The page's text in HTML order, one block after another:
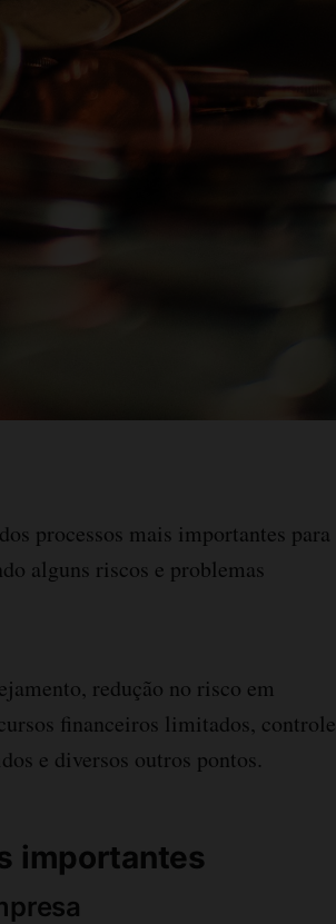
processos mais importantes para
alguns riscos e problemas
redução no risco em
financeiros limitados, controle
e diversos outros pontos.
importantes